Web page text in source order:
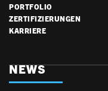
PORTFOLIO
ZERTIFIZIERUNGEN
KARRIERE
NEWS